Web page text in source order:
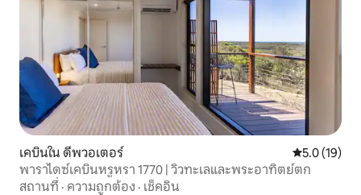
เคบินใน ดีพวอเตอร์ คะแนนเฉลี่ย
5.0 (19)
พาราไดซ์เคบินหรูหรา 1770 | วิวทะเลและพระอาทิตย์ตก
สถานที่ · ความถูกต้อง · เช็คอิน